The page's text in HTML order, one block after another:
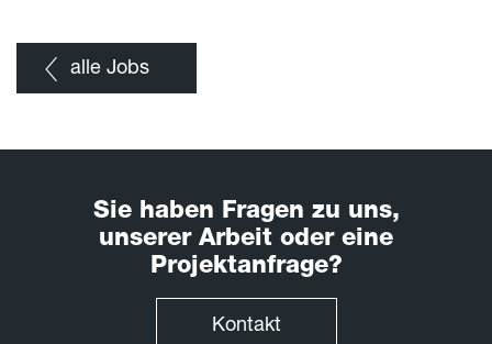
alle Jobs
Sie haben Fragen zu uns,
unserer Arbeit oder eine
Projektanfrage?
Kontakt